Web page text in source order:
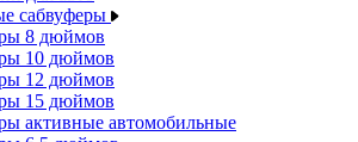
сабвуферы
8 дюймов
10 дюймов
12 дюймов
15 дюймов
активные автомобильные